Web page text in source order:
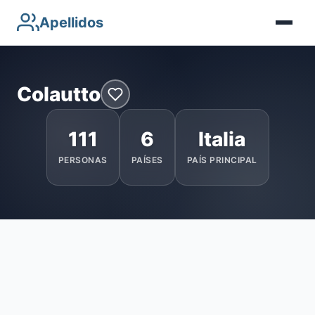
Apellidos
Colautto
111
PERSONAS
6
PAÍSES
Italia
PAÍS PRINCIPAL